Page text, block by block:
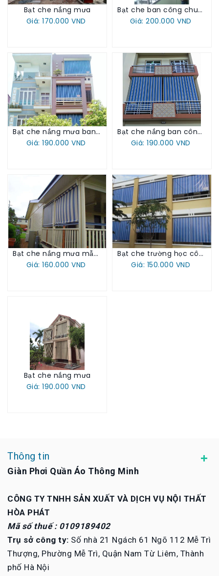
Bạt che nắng mưa
Giá: 170.000 VND
Bạt che ban công chung cư
Giá: 200.000 VND
Bạt che nắng mưa ban công
Giá: 190.000 VND
Bạt che nắng ban công nhà phố
Giá: 190.000 VND
Bạt che nắng mưa mẫu 2025
Giá: 160.000 VND
Bạt che trường học công sở
Giá: 150.000 VND
Bạt che nắng mưa
Giá: 190.000 VND
Thông tin
Giàn Phơi Quần Áo Thông Minh
CÔNG TY TNHH SẢN XUẤT VÀ DỊCH VỤ NỘI THẤT
HÒA PHÁT
Mã số thuế : 0109189402
Trụ sở công ty: Số nhà 21 Ngách 61 Ngõ 112 Mễ Trì
Thượng, Phường Mễ Trì, Quận Nam Từ Liêm, Thành
phố Hà Nội